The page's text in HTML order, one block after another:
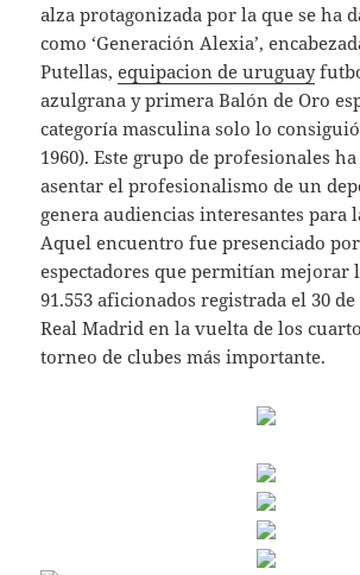
alza protagonizada por la que se ha
como ‘Generación Alexia’,
Putellas,equipacion de uruguay
azulgrana y primera Balón de Oro
categoría masculina solo lo
1960). Este grupo de profesionales
asentar el profesionalismo de un
genera audiencias interesantes para
Aquel encuentro fue presenciado por
espectadores que permitían mejorar
91.553 aficionados registrada el 30
Real Madrid en la vuelta de los
torneo de clubes más importante.